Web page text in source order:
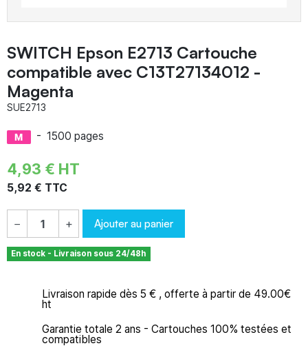
SWITCH Epson E2713 Cartouche
compatible avec C13T27134012 -
Magenta
SUE2713
- 1500 pages
4,93 € HT
5,92 € TTC
− + Ajouter au panier
En stock - Livraison sous 24/48h
Livraison rapide dès 5 € , offerte à partir de 49.00€
ht
Garantie totale 2 ans - Cartouches 100% testées et
compatibles